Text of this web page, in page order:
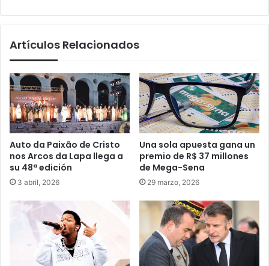
Artículos Relacionados
Auto da Paixão de Cristo
nos Arcos da Lapa llega a
su 48ª edición
3 abril, 2026
Una sola apuesta gana un
premio de R$ 37 millones
de Mega-Sena
29 marzo, 2026